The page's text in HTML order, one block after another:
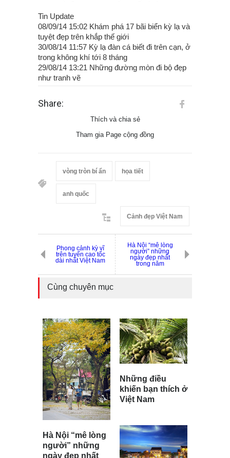
Tin Update
08/09/14 15:02 Khám phá 17 bãi biển kỳ lạ và
tuyệt đẹp trên khắp thế giới
30/08/14 11:57 Kỳ lạ đàn cá biết đi trên cạn, ở
trong không khí tới 8 tháng
29/08/14 13:21 Những đường mòn đi bộ đẹp
như tranh vẽ
Share:
Thích và chia sẻ
Tham gia Page cộng đồng
vòng tròn bí ẩn họa tiết
anh quốc
Cảnh đẹp Việt Nam
Phong cảnh kỳ vĩ
trên tuyến cao tốc
dài nhất Việt Nam
Hà Nội “mê lòng
người” những
ngày đẹp nhất
trong năm
Cùng chuyên mục
Hà Nội “mê lòng
người” những
ngày đẹp nhất
Những điều
khiến bạn thích ở
Việt Nam